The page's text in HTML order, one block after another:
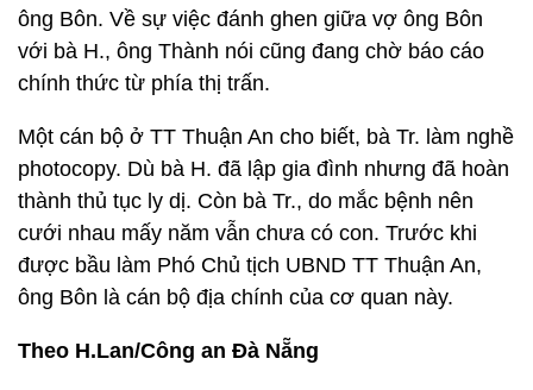
ông Bôn. Về sự việc đánh ghen giữa vợ ông Bôn
với bà H., ông Thành nói cũng đang chờ báo cáo
chính thức từ phía thị trấn.
Một cán bộ ở TT Thuận An cho biết, bà Tr. làm nghề
photocopy. Dù bà H. đã lập gia đình nhưng đã hoàn
thành thủ tục ly dị. Còn bà Tr., do mắc bệnh nên
cưới nhau mấy năm vẫn chưa có con. Trước khi
được bầu làm Phó Chủ tịch UBND TT Thuận An,
ông Bôn là cán bộ địa chính của cơ quan này.
Theo H.Lan/Công an Đà Nẵng